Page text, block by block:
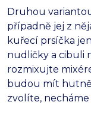
Druhou
případně jej z
kuřecí prsíčka
nudličky a cibuli
rozmixujte
budou mít
zvolíte, necháme